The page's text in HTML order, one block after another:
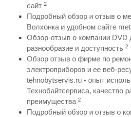
сайт 2
Подробный обзор и отзыв о
Волхонка и удобном сайте
Обзор-отзыв о компании DVD
разнообразие и доступность 2
Обзор отзыв о фирме по
электроприборов и ее веб-
tehnobytservis.ru - опыт
Технобайтсервиса, качество
преимущества 2
Подробный обзор и отзыв о